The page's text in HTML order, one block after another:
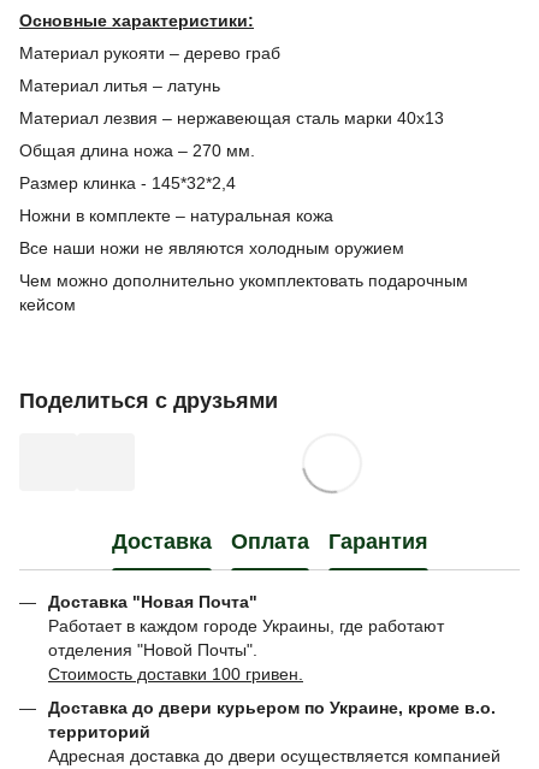
Основные характеристики:
Материал рукояти – дерево граб
Материал литья – латунь
Материал лезвия – нержавеющая сталь марки 40х13
Общая длина ножа – 270 мм.
Размер клинка - 145*32*2,4
Ножни в комплекте – натуральная кожа
Все наши ножи не являются холодным оружием
Чем можно дополнительно укомплектовать подарочным
кейсом
Поделиться с друзьями
Доставка Оплата Гарантия
Доставка "Новая Почта"
Работает в каждом городе Украины, где работают
отделения "Новой Почты".
Стоимость доставки 100 гривен.
Доставка до двери курьером по Украине, кроме в.о.
территорий
Адресная доставка до двери осуществляется компанией